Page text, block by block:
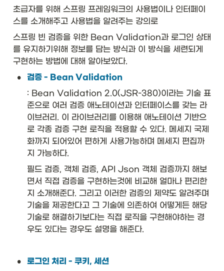
니
쳐
}
&
\t
ex
f{
예
}\
\\
hl
in
e
\t
ex
t{
U
n
ar
y
O
pe
r
초급자를 위해 스프링 프레임워크의 사용법이나 인터페이
스를 소개해주고 사용법을 알려주는 강의로
스프링 빈 검증을 위한 Bean Validation과 로그인 상태
를 유지하기위해 정보를 담는 방식과 이 방식을 세련되게
구현하는 방법에 대해 알아보았다.
• 검증 - Bean Validation
: Bean Validation 2.0(JSR-380)이라는 기술 표
준으로 여러 검증 애노테이션과 인터페이스를 갖는 라
이브러리. 이 라이브러리를 이용해 애노테이션 기반으
로 각종 검증 구현 로직을 적용할 수 있다. 메세지 국제
화까지 되어있어 편하게 사용가능하며 메세지 편집까
지 가능하다.
필드 검증, 객체 검증, API Json 객체 검증까지 해보
면서 직접 검증을 구현하는것에 비교해 얼마나 편리한
지 소개해준다. 그리고 이러한 검증의 제약도 알려주며
기술을 제공한다고 그 기술에 의존하여 어떻게든 해당
기술로 해결하기보다는 직접 로직을 구현해야하는 경
우도 있다는 경우도 설명을 해준다.
• 로그인 처리 - 쿠키, 세션